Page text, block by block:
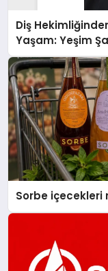
Diş
Yaşam: Yeşim
Sorbe içecekleri